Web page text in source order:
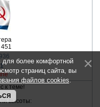
451
936
1
к теме!
высоты:
для более комфортной
страниц сайта, вы
файлов cookies.